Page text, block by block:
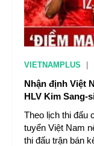
VIETNAMPLUS
Nhận định Việt
HLV Kim Sang-
Theo lịch thi đấu
tuyển Việt Nam
thi đấu trận bán